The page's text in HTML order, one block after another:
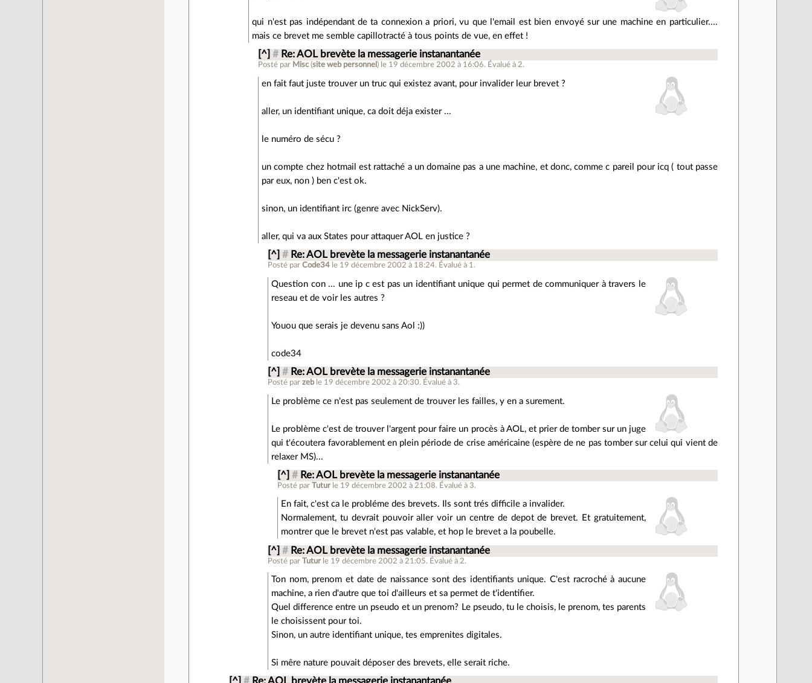
qui n'est pas indépendant de ta connexion a priori, vu que l'email est bien envoyé sur une machine en particulier....
mais ce brevet me semble capillotracté à tous points de vue, en effet !
[^] # Re: AOL brevète la messagerie instanantanée
Posté par Misc(site web personnel ) le 19 décembre 2002 à 16:06. Évalué à 2.
en fait faut juste trouver un truc qui existez avant, pour invalider leur brevet ?
aller, un identifiant unique, ca doit déja exister ...
le numéro de sécu ?
un compte chez hotmail est rattaché a un domaine pas a une machine, et donc, comme c pareil pour icq ( tout passe
par eux, non ) ben c'est ok.
sinon, un identifiant irc (genre avec NickServ).
aller, qui va aux States pour attaquer AOL en justice ?
[^] # Re: AOL brevète la messagerie instanantanée
Posté parCode34 le 19 décembre 2002 à 18:24. Évalué à 1 .
Question con ... une ip c est pas un identifiant unique qui permet de communiquer à travers le
reseau et de voir les autres ?
Youou que serais je devenu sans Aol :))
code34
[^] # Re: AOL brevète la messagerie instanantanée
Posté parzeb le 19 décembre 2002 à 20:30. Évalué à 3.
Le problème ce n'est pas seulement de trouver les failles, y en a surement.
Le problème c'est de trouver l'argent pour faire un procès à AOL, et prier de tomber sur un juge
qui t'écoutera favorablement en plein période de crise américaine (espère de ne pas tomber sur celui qui vient de
relaxer MS)...
[^] # Re: AOL brevète la messagerie instanantanée
Posté parTutur le 19 décembre 2002 à 21:08. Évalué à 3.
En fait, c'est ca le probléme des brevets. Ils sont trés difficile a invalider.
Normalement, tu devrait pouvoir aller voir un centre de depot de brevet. Et gratuitement,
montrer que le brevet n'est pas valable, et hop le brevet a la poubelle.
[^] # Re: AOL brevète la messagerie instanantanée
Posté parTutur le 19 décembre 2002 à 21:05. Évalué à 2.
Ton nom, prenom et date de naissance sont des identifiants unique. C'est racroché à aucune
machine, a rien d'autre que toi d'ailleurs et sa permet de t'identifier.
Quel difference entre un pseudo et un prenom? Le pseudo, tu le choisis, le prenom, tes parents
le choisissent pour toi.
Sinon, un autre identifiant unique, tes emprenites digitales.
Si mêre nature pouvait déposer des brevets, elle serait riche.